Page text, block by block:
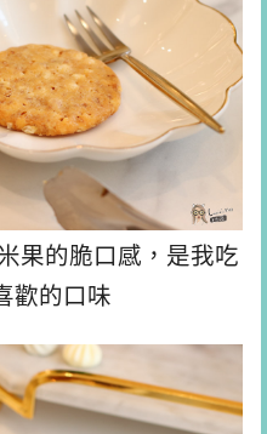
果的脆口感，是我吃
歡的口味